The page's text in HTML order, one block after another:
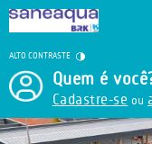
ALTO CONTRASTE
Quem é
Cadastre-se ou